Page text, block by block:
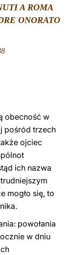
中文A ROMA
ONORATO
obecność w
pośród trzech
ojciec
ich nazwa
mogło się, to
powołania
w dniu